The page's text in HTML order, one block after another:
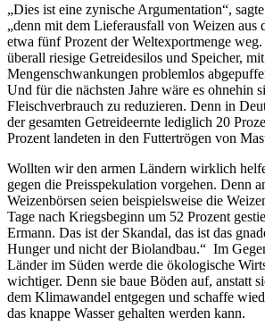
„Dies ist eine zynische Argumentation“,
„denn mit dem Lieferausfall von Weizen aus
etwa fünf Prozent der Weltexportmenge
überall riesige Getreidesilos und Speicher,
Mengenschwankungen problemlos
Und für die nächsten Jahre wäre es ohnehin
Fleischverbrauch zu reduzieren. Denn in
der gesamten Getreideernte lediglich 20
Prozent landeten in den Futtertrögen von
Wollten wir den armen Ländern wirklich
gegen die Preisspekulation vorgehen. Denn
Weizenbörsen seien beispielsweise die
Tage nach Kriegsbeginn um 52 Prozent
Ermann. Das ist der Skandal, das ist das
Hunger und nicht der Biolandbau.“ Im
Länder im Süden werde die ökologische
wichtiger. Denn sie baue Böden auf, anstatt
dem Klimawandel entgegen und schaffe
das knappe Wasser gehalten werden kann.